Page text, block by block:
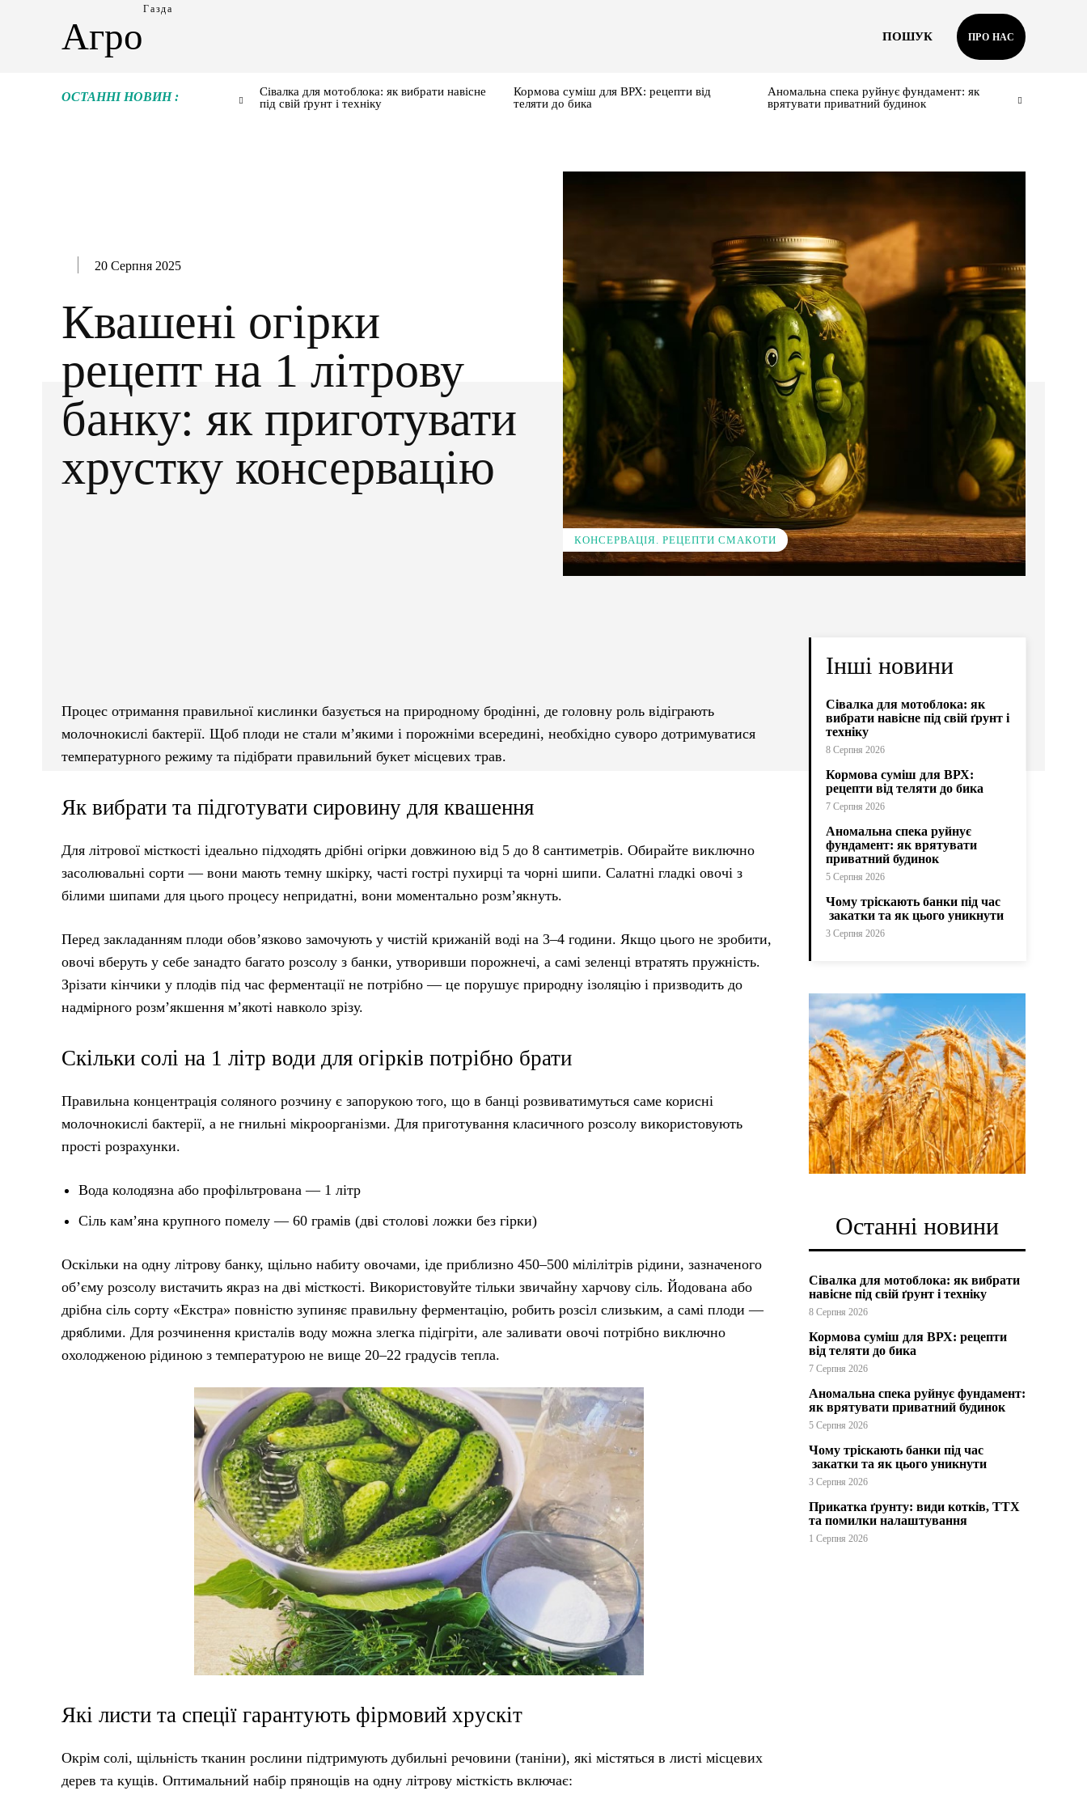
Агро
Газда
ПОШУК ПРО НАС
ОСТАННІ НОВИН :
Сівалка для мотоблока: як вибрати навісне
під свій ґрунт і техніку
Кормова суміш для ВРХ: рецепти від
теляти до бика
Аномальна спека руйнує фундамент: як
врятувати приватний будинок
20 Серпня 2025
Квашені огірки
рецепт на 1 літрову
банку: як приготувати
хрустку консервацію
КОНСЕРВАЦІЯ. РЕЦЕПТИ СМАКОТИ
Процес отримання правильної кислинки базується на природному бродінні, де головну роль відіграють
молочнокислі бактерії. Щоб плоди не стали м’якими і порожніми всередині, необхідно суворо дотримуватися
температурного режиму та підібрати правильний букет місцевих трав.
Як вибрати та підготувати сировину для квашення
Для літрової місткості ідеально підходять дрібні огірки довжиною від 5 до 8 сантиметрів. Обирайте виключно
засолювальні сорти — вони мають темну шкірку, часті гострі пухирці та чорні шипи. Салатні гладкі овочі з
білими шипами для цього процесу непридатні, вони моментально розм’якнуть.
Перед закладанням плоди обов’язково замочують у чистій крижаній воді на 3–4 години. Якщо цього не зробити,
овочі вберуть у себе занадто багато розсолу з банки, утворивши порожнечі, а самі зеленці втратять пружність.
Зрізати кінчики у плодів під час ферментації не потрібно — це порушує природну ізоляцію і призводить до
надмірного розм’якшення м’якоті навколо зрізу.
Скільки солі на 1 літр води для огірків потрібно брати
Правильна концентрація соляного розчину є запорукою того, що в банці розвиватимуться саме корисні
молочнокислі бактерії, а не гнильні мікроорганізми. Для приготування класичного розсолу використовують
прості розрахунки.
Вода колодязна або профільтрована — 1 літр
Сіль кам’яна крупного помелу — 60 грамів (дві столові ложки без гірки)
Оскільки на одну літрову банку, щільно набиту овочами, іде приблизно 450–500 мілілітрів рідини, зазначеного
об’єму розсолу вистачить якраз на дві місткості. Використовуйте тільки звичайну харчову сіль. Йодована або
дрібна сіль сорту «Екстра» повністю зупиняє правильну ферментацію, робить розсіл слизьким, а самі плоди —
дряблими. Для розчинення кристалів воду можна злегка підігріти, але заливати овочі потрібно виключно
охолодженою рідиною з температурою не вище 20–22 градусів тепла.
Які листи та спеції гарантують фірмовий хрускіт
Окрім солі, щільність тканин рослини підтримують дубильні речовини (таніни), які містяться в листі місцевих
дерев та кущів. Оптимальний набір прянощів на одну літрову місткість включає:
Інші новини
Сівалка для мотоблока: як
вибрати навісне під свій ґрунт і
техніку
8 Серпня 2026
Кормова суміш для ВРХ:
рецепти від теляти до бика
7 Серпня 2026
Аномальна спека руйнує
фундамент: як врятувати
приватний будинок
5 Серпня 2026
Чому тріскають банки під час
закатки та як цього уникнути
3 Серпня 2026
Останні новини
Сівалка для мотоблока: як вибрати
навісне під свій ґрунт і техніку
8 Серпня 2026
Кормова суміш для ВРХ: рецепти
від теляти до бика
7 Серпня 2026
Аномальна спека руйнує фундамент:
як врятувати приватний будинок
5 Серпня 2026
Чому тріскають банки під час
закатки та як цього уникнути
3 Серпня 2026
Прикатка ґрунту: види котків, ТТХ
та помилки налаштування
1 Серпня 2026